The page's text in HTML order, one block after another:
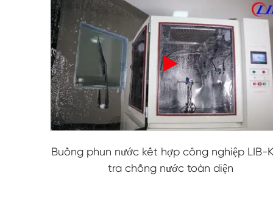
Buồng phun nước kết hợp công nghiệp LIB-
tra chống nước toàn diện